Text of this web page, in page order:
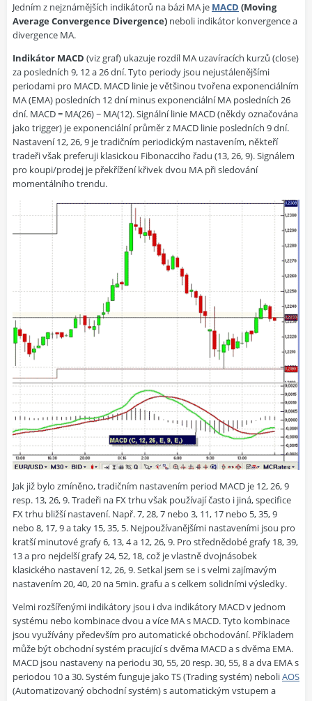
Jedním z nejznámějších indikátorů na bázi MA je MACD (Moving
Average Convergence Divergence) neboli indikátor konvergence a
divergence MA.
Indikátor MACD (viz graf) ukazuje rozdíl MA uzavíracích kurzů (close)
za posledních 9, 12 a 26 dní. Tyto periody jsou nejustálenějšími
periodami pro MACD. MACD linie je většinou tvořena exponenciálním
MA (EMA) posledních 12 dní minus exponenciální MA posledních 26
dní. MACD = MA(26) − MA(12). Signální linie MACD (někdy označována
jako trigger) je exponenciální průměr z MACD linie posledních 9 dní.
Nastavení 12, 26, 9 je tradičním periodickým nastavením, někteří
tradeři však preferuji klasickou Fibonacciho řadu (13, 26, 9). Signálem
pro koupi/prodej je překřížení křivek dvou MA při sledování
momentálního trendu.
Jak již bylo zmíněno, tradičním nastavením period MACD je 12, 26, 9
resp. 13, 26, 9. Tradeři na FX trhu však používají často i jiná, specifice
FX trhu bližší nastavení. Např. 7, 28, 7 nebo 3, 11, 17 nebo 5, 35, 9
nebo 8, 17, 9 a taky 15, 35, 5. Nejpoužívanějšími nastaveními jsou pro
kratší minutové grafy 6, 13, 4 a 12, 26, 9. Pro střednědobé grafy 18, 39,
13 a pro nejdelší grafy 24, 52, 18, což je vlastně dvojnásobek
klasického nastavení 12, 26, 9. Setkal jsem se i s velmi zajímavým
nastavením 20, 40, 20 na 5min. grafu a s celkem solidními výsledky.
Velmi rozšířenými indikátory jsou i dva indikátory MACD v jednom
systému nebo kombinace dvou a více MA s MACD. Tyto kombinace
jsou využívány především pro automatické obchodování. Příkladem
může být obchodní systém pracující s dvěma MACD a s dvěma EMA.
MACD jsou nastaveny na periodu 30, 55, 20 resp. 30, 55, 8 a dva EMA s
periodou 10 a 30. Systém funguje jako TS (Trading systém) neboliAOS
(Automatizovaný obchodní systém) s automatickým vstupem a